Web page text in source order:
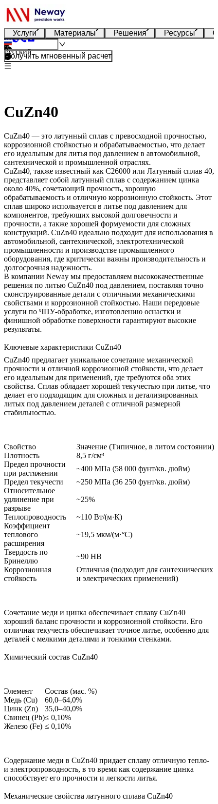
Услуги Материалы Решения Ресурсы
Русский
Получить мгновенный расчет
CuZn40
CuZn40 — это латунный сплав с превосходной прочностью,
коррозионной стойкостью и обрабатываемостью, что делает
его идеальным для литья под давлением в автомобильной,
сантехнической и промышленной отраслях.
CuZn40, также известный как C26000 или Латунный сплав 40,
представляет собой латунный сплав с содержанием цинка
около 40%, сочетающий прочность, хорошую
обрабатываемость и отличную коррозионную стойкость. Этот
сплав широко используется в литье под давлением для
компонентов, требующих высокой долговечности и
прочности, а также хорошей формуемости для сложных
конструкций. CuZn40 идеально подходит для использования в
автомобильной, сантехнической, электротехнической
промышленности и производстве промышленного
оборудования, где критически важны производительность и
долгосрочная надежность.
В компании Neway мы предоставляем высококачественные
решения по литью CuZn40 под давлением, поставляя точно
сконструированные детали с отличными механическими
свойствами и коррозионной стойкостью. Наши передовые
услуги по ЧПУ-обработке, изготовлению оснастки и
финишной обработке поверхности гарантируют высокие
результаты.
Ключевые характеристики CuZn40
CuZn40 предлагает уникальное сочетание механической
прочности и отличной коррозионной стойкости, что делает
его идеальным для применений, где требуются оба этих
свойства. Сплав обладает хорошей текучестью при литье, что
делает его подходящим для сложных и детализированных
литых под давлением деталей с отличной размерной
стабильностью.
Свойство
Значение (Типичное, в литом состоянии)
Плотность
8,5 г/см³
Предел прочности
при растяжении
~400 МПа (58 000 фунт/кв. дюйм)
Предел текучести
~250 МПа (36 250 фунт/кв. дюйм)
Относительное
удлинение при
разрыве
~25%
Теплопроводность
~110 Вт/(м·К)
Коэффициент
теплового
расширения
~19,5 мкм/(м·°C)
Твердость по
Бринеллю
~90 HB
Коррозионная
стойкость
Отличная (подходит для сантехнических
и электрических применений)
Сочетание меди и цинка обеспечивает сплаву CuZn40
хороший баланс прочности и коррозионной стойкости. Его
отличная текучесть обеспечивает точное литье, особенно для
деталей с мелкими деталями и тонкими стенками.
Химический состав CuZn40
Элемент
Состав (мас. %)
Медь (Cu)
60,0–64,0%
Цинк (Zn)
35,0–40,0%
Свинец (Pb)≤ 0,10%
Железо (Fe) ≤ 0,10%
Содержание меди в CuZn40 придает сплаву отличную тепло-
и электропроводность, в то время как содержание цинка
способствует его прочности и легкости литья.
Механические свойства латунного сплава CuZn40